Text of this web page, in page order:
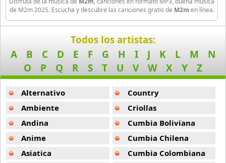
44 músicas online
Bellakath
27 músicas online
Benson Boone
16 músicas online
Beret
de M2m 2025. Escucha y descubre las canciones gratis de M2m en línea.
Todos los artistas:
A
B C D E F G H I J K L M
N
O
P Q R S T U V W X Y Z
Alternativo
Ambiente
Andina
Anime
Asiatica
Country
Criollas
Cumbia Boliviana
Cumbia Chilena
Cumbia Colombiana